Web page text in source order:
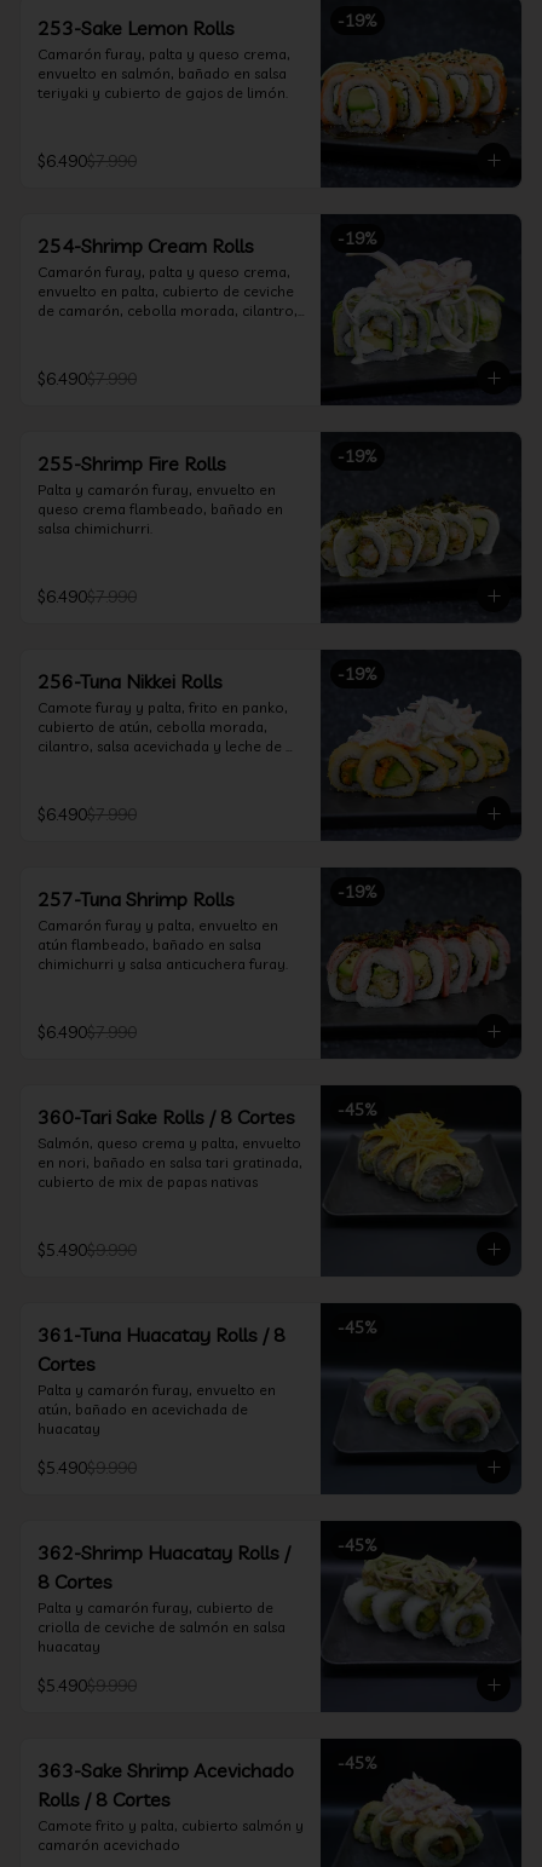
-19%
253-Sake Lemon Rolls
Camarón furay, palta y queso crema,
envuelto en salmón, bañado en salsa
teriyaki y cubierto de gajos de limón.
$6.490$7.990
-19%
254-Shrimp Cream Rolls
Camarón furay, palta y queso crema,
envuelto en palta, cubierto de ceviche
de camarón, cebolla morada, cilantro,
$6.490$7.990
-19%
255-Shrimp Fire Rolls
Palta y camarón furay, envuelto en
queso crema flambeado, bañado en
salsa chimichurri.
$6.490$7.990
-19%
256-Tuna Nikkei Rolls
Camote furay y palta, frito en panko,
cubierto de atún, cebolla morada,
cilantro, salsa acevichada y leche de
$6.490$7.990
-19%
257-Tuna Shrimp Rolls
Camarón furay y palta, envuelto en
atún flambeado, bañado en salsa
chimichurri y salsa anticuchera furay.
$6.490$7.990
-45%
360-Tari Sake Rolls / 8 Cortes
Salmón, queso crema y palta, envuelto
en nori, bañado en salsa tari gratinada,
cubierto de mix de papas nativas
$5.490$9.990
-45%
361-Tuna Huacatay Rolls / 8
Cortes
Palta y camarón furay, envuelto en
atún, bañado en acevichada de
huacatay
$5.490$9.990
-45%
362-Shrimp Huacatay Rolls /
8 Cortes
Palta y camarón furay, cubierto de
criolla de ceviche de salmón en salsa
huacatay
$5.490$9.990
-45%
363-Sake Shrimp Acevichado
Rolls / 8 Cortes
Camote frito y palta, cubierto salmón y
camarón acevichado